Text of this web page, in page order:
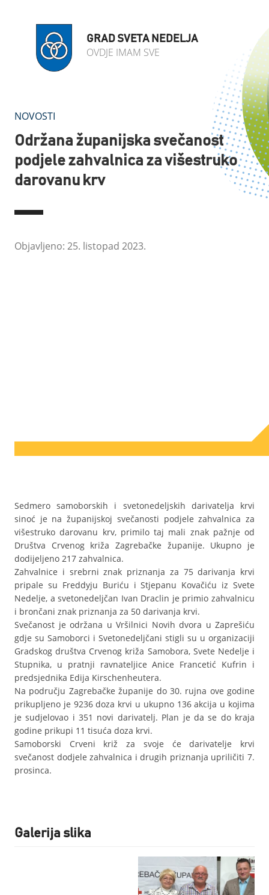
GRAD SVETA NEDELJA
OVDJE IMAM SVE
NOVOSTI
Održana županijska svečanost
podjele zahvalnica za višestruko
darovanu krv
Objavljeno: 25. listopad 2023.
Sedmero samoborskih i svetonedeljskih darivatelja krvi
sinoć je na županijskoj svečanosti podjele zahvalnica za
višestruko darovanu krv, primilo taj mali znak pažnje od
Društva Crvenog križa Zagrebačke županije. Ukupno je
dodijeljeno 217 zahvalnica.
Zahvalnice i srebrni znak priznanja za 75 darivanja krvi
pripale su Freddyju Buriću i Stjepanu Kovačiću iz Svete
Nedelje, a svetonedeljčan Ivan Draclin je primio zahvalnicu
i brončani znak priznanja za 50 darivanja krvi.
Svečanost je održana u Vršilnici Novih dvora u Zaprešiću
gdje su Samoborci i Svetonedeljčani stigli su u organizaciji
Gradskog društva Crvenog križa Samobora, Svete Nedelje i
Stupnika, u pratnji ravnateljice Anice Francetić Kufrin i
predsjednika Edija Kirschenheutera.
Na području Zagrebačke županije do 30. rujna ove godine
prikupljeno je 9236 doza krvi u ukupno 136 akcija u kojima
je sudjelovao i 351 novi darivatelj. Plan je da se do kraja
godine prikupi 11 tisuća doza krvi.
Samoborski Crveni križ za svoje će darivatelje krvi
svečanost dodjele zahvalnica i drugih priznanja upriličiti 7.
prosinca.
Galerija slika